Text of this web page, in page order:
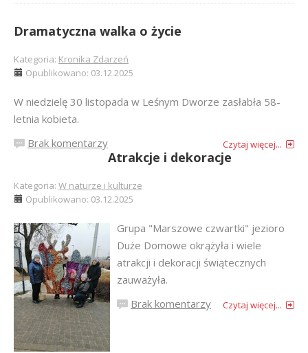
Dramatyczna walka o życie
Kategoria: Kronika Zdarzeń
Opublikowano: 03.12.2025
W niedzielę 30 listopada w Leśnym Dworze zasłabła 58-
letnia kobieta.
Brak komentarzy
Czytaj więcej...
Atrakcje i dekoracje
Kategoria: W naturze i kulturze
Opublikowano: 03.12.2025
Grupa "Marszowe czwartki" jezioro
Duże Domowe okrążyła i wiele
atrakcji i dekoracji świątecznych
zauważyła.
Brak komentarzy
Czytaj więcej...